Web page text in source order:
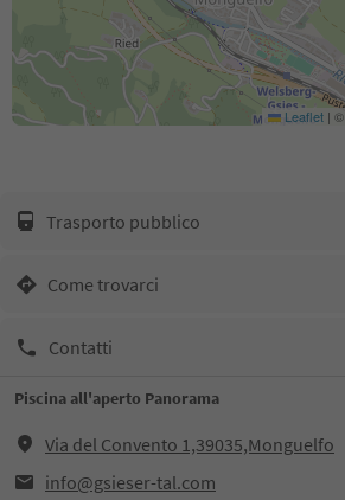
Leaflet | ©
Trasporto pubblico
Come trovarci
Contatti
Piscina all'aperto Panorama
Via del Convento 1,39035,Monguelfo
info@gsieser-tal.com